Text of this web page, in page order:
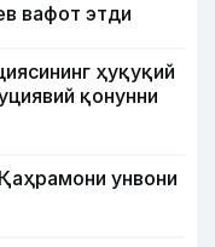
вафот этди
ҳуқуқий
қонунни
унвони